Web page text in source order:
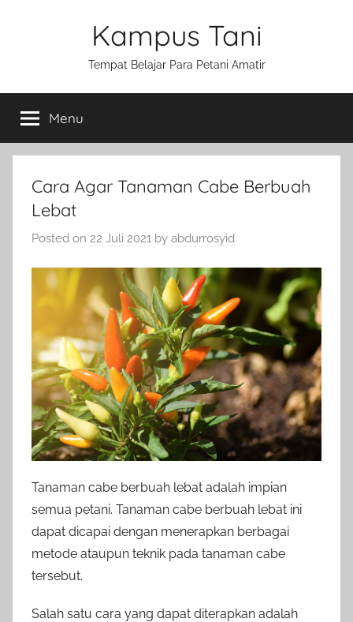
Kampus Tani
Tempat Belajar Para Petani Amatir
Menu
Cara Agar Tanaman Cabe Berbuah
Lebat
Posted on 22 Juli 2021 by abdurrosyid
Tanaman cabe berbuah lebat adalah impian
semua petani. Tanaman cabe berbuah lebat ini
dapat dicapai dengan menerapkan berbagai
metode ataupun teknik pada tanaman cabe
tersebut.
Salah satu cara yang dapat diterapkan adalah